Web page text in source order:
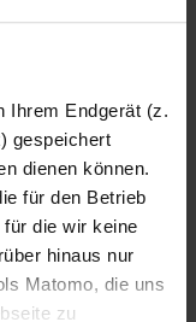
Ihrem Endgerät (z.
gespeichert
dienen können.
für den Betrieb
die wir keine
hinaus nur
Matomo, die uns
zu
Lorenz